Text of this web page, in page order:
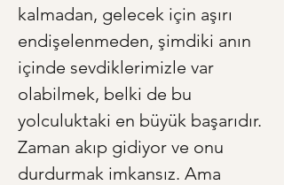
kalmadan, gelecek için aşırı
endişelenmeden, şimdiki anın
içinde sevdiklerimizle var
olabilmek, belki de bu
yolculuktaki en büyük başarıdır.
Zaman akıp gidiyor ve onu
durdurmak imkansız. Ama